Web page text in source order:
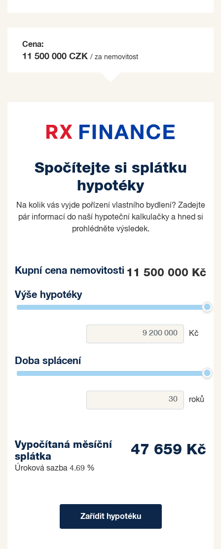
Cena:
11 500 000 CZK / za nemovitost
Spočítejte si splátku
hypotéky
Na kolik vás vyjde pořízení vlastního bydlení? Zadejte
pár informací do naší hypoteční kalkulačky a hned si
prohlédněte výsledek.
Kupní cena nemovitosti 11 500 000 Kč
Výše hypotéky
Kč
Doba splácení
roků
Vypočítaná měsíční
splátka
Úroková sazba 4.69 %
47 659 Kč
Zařídit hypotéku